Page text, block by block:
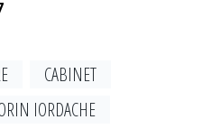
CABINET
IORDACHE